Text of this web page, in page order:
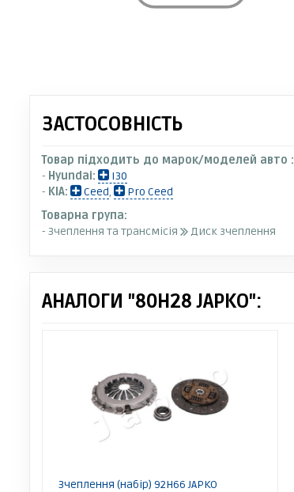
ЗАСТОСОВНІСТЬ
Товар підходить до марок/моделей авто :
- Hyundai:
I30
- KIA: Ceed,
Pro Ceed
Товарна група:
- Зчеплення та трансмісія
Диск зчеплення
АНАЛОГИ "80H28 JAPKO":
Зчеплення (набір) 92H66 JAPKO